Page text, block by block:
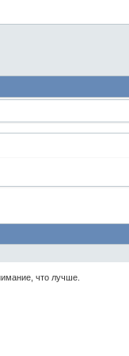
что лучше.